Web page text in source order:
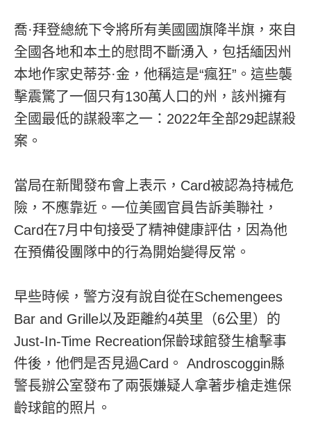
喬·拜登總統下令將所有美國國旗降半旗，來自
全國各地和本土的慰問不斷湧入，包括緬因州
本地作家史蒂芬·金，他稱這是“瘋狂”。這些襲
擊震驚了一個只有130萬人口的州，該州擁有
全國最低的謀殺率之一：2022年全部29起謀殺
案。
當局在新聞發布會上表示，Card被認為持械危
險，不應靠近。一位美國官員告訴美聯社，
Card在7月中旬接受了精神健康評估，因為他
在預備役團隊中的行為開始變得反常。
早些時候，警方沒有說自從在Schemengees
Bar and Grille以及距離約4英里（6公里）的
Just-In-Time Recreation保齡球館發生槍擊事
件後，他們是否見過Card。 Androscoggin縣
警長辦公室發布了兩張嫌疑人拿著步槍走進保
齡球館的照片。